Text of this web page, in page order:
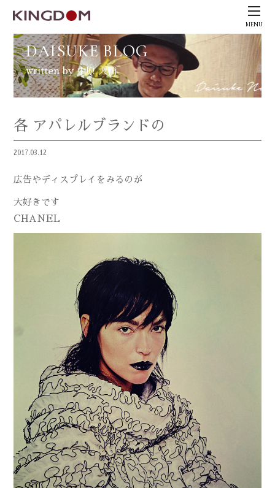
MENU
DAISUKE BLOG
written by 中原 大輔
各 アパレルブランドの
2017.03.12
広告やディスプレイをみるのが
大好きです
CHANEL